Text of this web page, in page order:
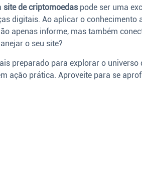
site de criptomoedaspode ser uma
digitais. Ao aplicar o conhecimento
apenas informe, mas também
o seu site?
preparado para explorar o
ação prática. Aproveite para se